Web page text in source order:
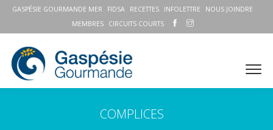
GASPÉSIE GOURMANDE MER FIDSA RECETTES INFOLETTRE
NOUS JOINDRE
MEMBRES
CIRCUITS COURTS
COMPLICES